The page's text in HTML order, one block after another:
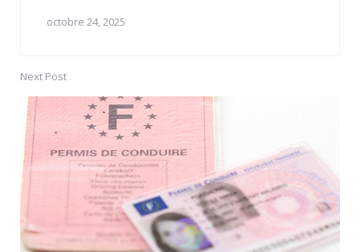
octobre 24, 2025
Next Post